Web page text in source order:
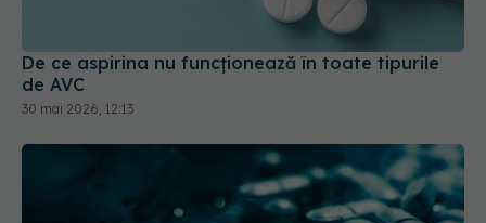
De ce aspirina nu funcționează în toate tipurile
30 mai 2026, 12:13